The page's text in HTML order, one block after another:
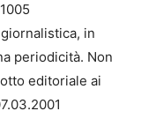
in
periodicità. Non
editoriale ai